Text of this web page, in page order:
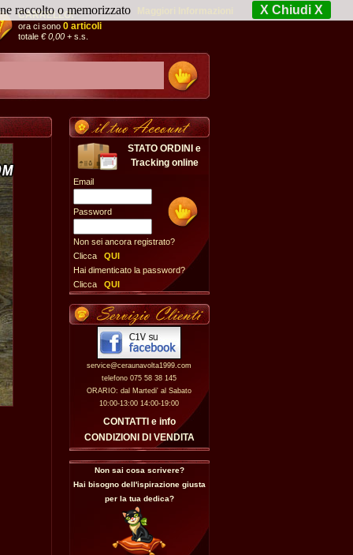
CARRELLO:
ora ci sono 0 articoli
totale € 0,00 + s.s.
STATO ORDINI e
Tracking online
Email
Password
Non sei ancora registrato?
Clicca
QUI
Hai dimenticato la password?
Clicca
QUI
service@ceraunavolta1999.com
telefono 075 58 38 145
ORARIO: dal Martedi' al Sabato
10:00-13:00 14:00-19:00
CONTATTI e info
CONDIZIONI DI VENDITA
Non sai cosa scrivere?
Hai bisogno dell'ispirazione giusta
per la tua dedica?
raccolto o memorizzato X Chiudi X